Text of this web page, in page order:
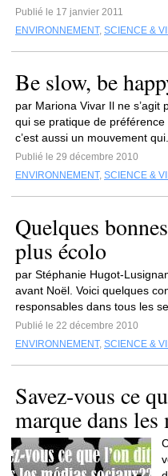
Publié le 17 janvier 2011
ENVIRONNEMENT, SCIENCE &
Be slow, be
par Mariona Vivar Il ne s’agit
qui se pratique de
c’est aussi un mouvement
Publié le 29 décembre 2010
ENVIRONNEMENT, SCIENCE &
Quelques
plus écolo
par Stéphanie Hugot-
avant Noël. Voici quelques
responsables dans tous les
Publié le 22 décembre 2010
ENVIRONNEMENT, SCIENCE &
Savez-vous ce
marque dans